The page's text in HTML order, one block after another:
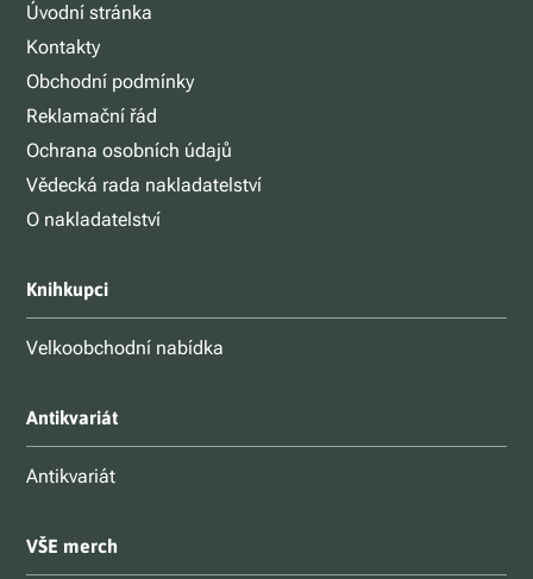
Úvodní stránka
Kontakty
Obchodní podmínky
Reklamační řád
Ochrana osobních údajů
Vědecká rada nakladatelství
O nakladatelství
Knihkupci
Velkoobchodní nabídka
Antikvariát
Antikvariát
VŠE merch